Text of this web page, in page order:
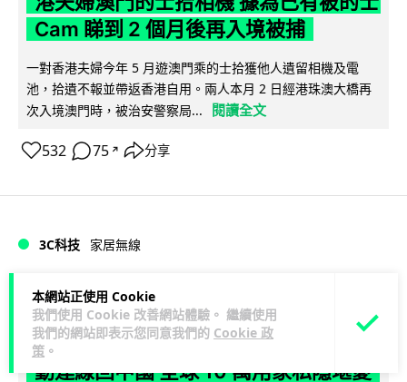
本網站正使用 Cookie
我們使用 Cookie 改善網站體驗。 繼續使用
我們的網站即表示您同意我們的 Cookie 政
策 。
Cam 睇到 2 個月後再入境被捕
一對香港夫婦今年 5 月遊澳門乘的士拾獲他人遺留相機及電
池，拾遺不報並帶返香港自用。兩人本月 2 日經港珠澳大橋再
次入境澳門時，被治安警察局...
閱讀全文
532 75 ↗ 分享
3C科技 家居無線
Vin 1 日
逾 20 款平價路由器爆後門 每 35 秒自
動連線回中國 全球 10 萬用家私隱堪憂